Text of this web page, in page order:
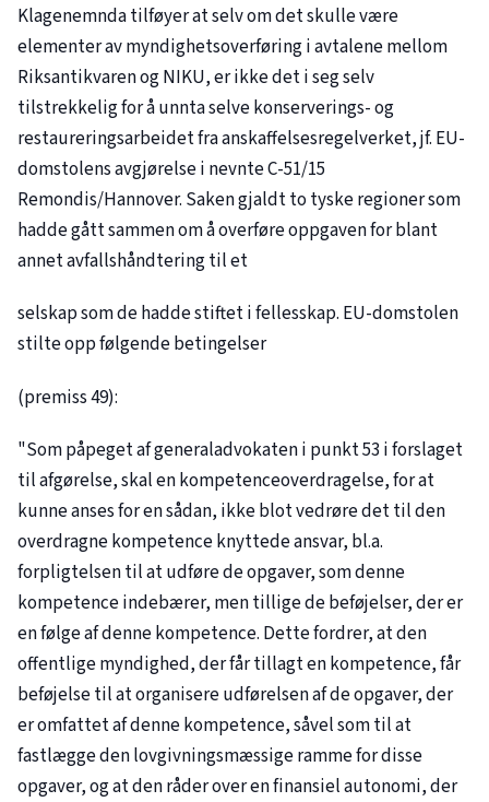
Klagenemnda tilføyer at selv om det skulle være
elementer av myndighetsoverføring i avtalene mellom
Riksantikvaren og NIKU, er ikke det i seg selv
tilstrekkelig for å unnta selve konserverings- og
restaureringsarbeidet fra anskaffelsesregelverket, jf. EU-
domstolens avgjørelse i nevnteC-51/15
Remondis/Hannover. Saken gjaldt to tyske regioner som
hadde gått sammen om å overføre oppgaven for blant
annet avfallshåndtering til et
selskap som de hadde stiftet i fellesskap. EU-domstolen
stilte opp følgende betingelser
(premiss 49):
"Som påpeget af generaladvokaten i punkt 53 i forslaget
til afgørelse, skal en kompetenceoverdragelse, for at
kunne anses for en sådan, ikke blot vedrøre det til den
overdragne kompetence knyttede ansvar, bl.a.
forpligtelsen til at udføre de opgaver, som denne
kompetence indebærer, men tillige de beføjelser, der er
en følge af denne kompetence. Dette fordrer, at den
offentlige myndighed, der får tillagt en kompetence, får
beføjelse til at organisere udførelsen af de opgaver, der
er omfattet af denne kompetence, såvel som til at
fastlægge den lovgivningsmæssige ramme for disse
opgaver, og at den råder over en finansiel autonomi, der